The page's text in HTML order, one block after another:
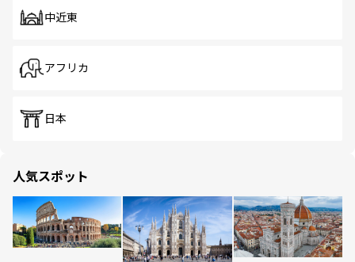
中近東
アフリカ
日本
人気スポット